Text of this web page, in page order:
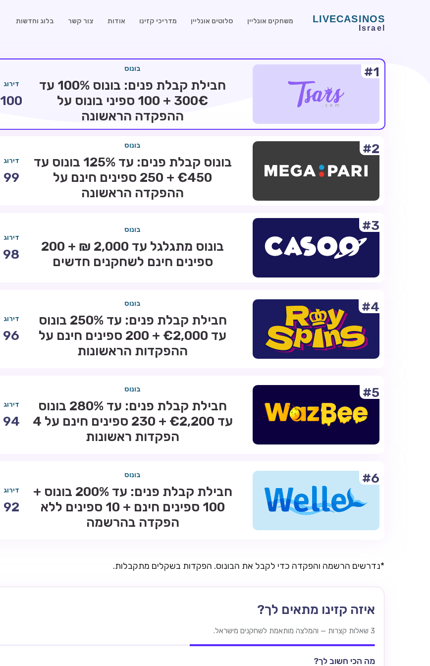
משחקים אונליין סלוטים אונליין מדריכי קזינו אודות צור קשר בלוג וחדשות
#1 בונוס
חבילת קבלת פנים: בונוס 100% עד
300€ + 100 ספיני בונוס על
ההפקדה הראשונה
דירוג
100
#2 בונוס
בונוס קבלת פנים: עד 125% בונוס עד
€450 + 250 ספינים חינם על
ההפקדה הראשונה
דירוג
99
#3 בונוס
בונוס מתגלגל עד 2,000 ₪ + 200
ספינים חינם לשחקנים חדשים
דירוג
98
#4 בונוס
חבילת קבלת פנים: עד 250% בונוס
עד €2,000 + 200 ספינים חינם על
ההפקדות הראשונות
דירוג
96
#5 בונוס
חבילת קבלת פנים: עד 280% בונוס
עד €2,200 + 230 ספינים חינם על 4
הפקדות ראשונות
דירוג
94
#6 בונוס
חבילת קבלת פנים: עד 200% בונוס +
100 ספינים חינם + 10 ספינים ללא
הפקדה בהרשמה
דירוג
92
*נדרשים הרשמה והפקדה כדי לקבל את הבונוס. הפקדות בשקלים מתקבלות.
איזה קזינו מתאים לך?
3 שאלות קצרות — והמלצה מותאמת לשחקנים מישראל.
מה הכי חשוב לך?